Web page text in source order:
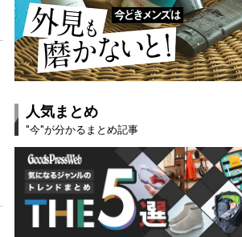
人気まとめ
"今"が分かるまとめ記事